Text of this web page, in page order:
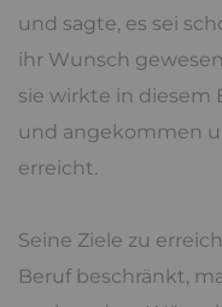
und sagte, es sei
ihr Wunsch
sie wirkte in diesem
und angekommen
erreicht.
Seine Ziele zu
Beruf beschränkt,